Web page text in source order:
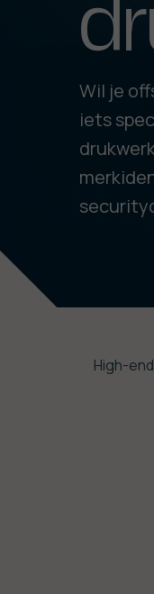
Wil je
iets
High-